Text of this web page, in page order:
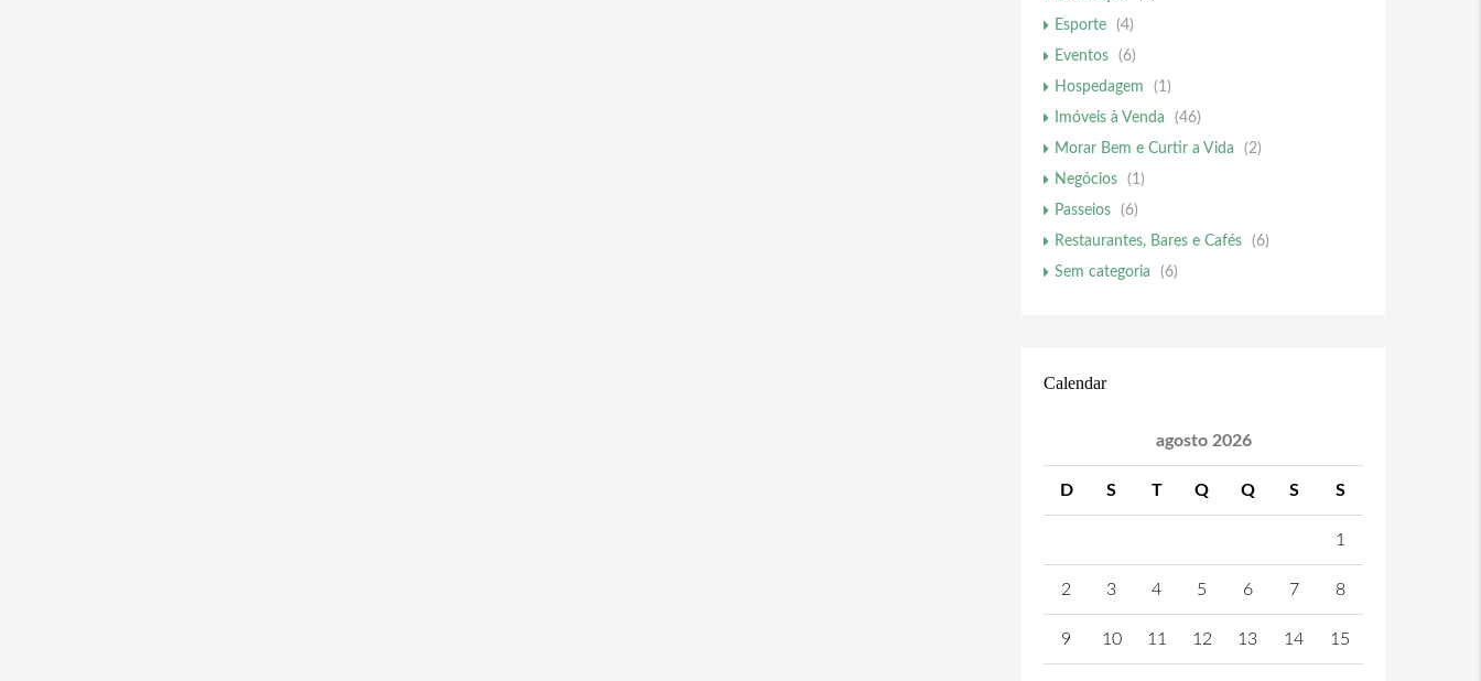
Esporte
(4)
Eventos
(6)
Hospedagem
(1)
Imóveis à Venda
(46)
Morar Bem e Curtir a Vida
(2)
Negócios
(1)
Passeios
(6)
Restaurantes, Bares e Cafés
(6)
Sem categoria
(6)
Calendar
agosto 2026
D S T Q Q S S
1
2 3 4 5 6 7 8
9 10 11 12 13 14 15